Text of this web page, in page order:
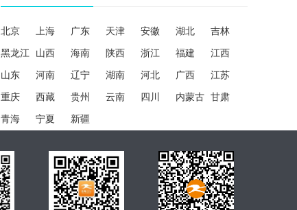
北京 上海 广东 天津 安徽 湖北 吉林
黑龙江 山西 海南 陕西 浙江 福建 江西
山东 河南 辽宁 湖南 河北 广西 江苏
重庆 西藏 贵州 云南 四川 内蒙古 甘肃
青海 宁夏 新疆